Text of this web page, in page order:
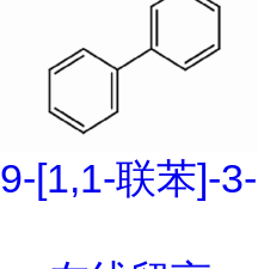
9-[1,1-联苯]-